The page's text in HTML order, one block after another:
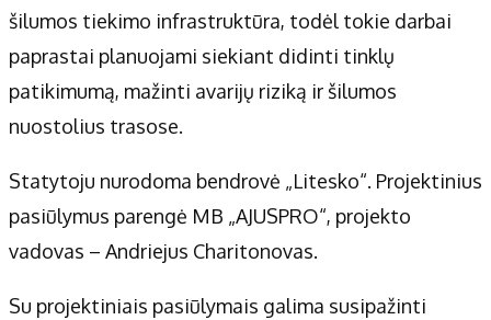
šilumos tiekimo infrastruktūra, todėl tokie darbai
paprastai planuojami siekiant didinti tinklų
patikimumą, mažinti avarijų riziką ir šilumos
nuostolius trasose.
Statytoju nurodoma bendrovė „Litesko“. Projektinius
pasiūlymus parengė MB „AJUSPRO“, projekto
vadovas – Andriejus Charitonovas.
Su projektiniais pasiūlymais galima susipažinti